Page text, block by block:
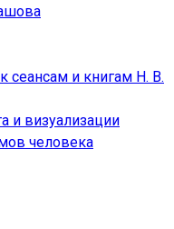
сеансам и книгам Н. В.
и визуализации
человека